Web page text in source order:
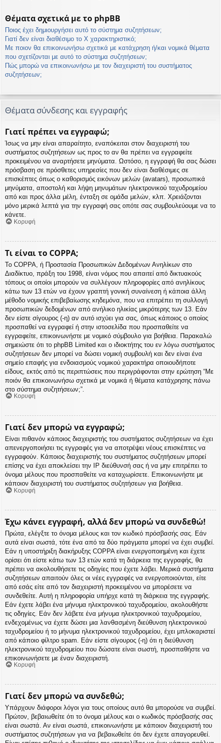
Θέματα σχετικά με το phpBB
Ποιος έχει δημιουργήσει αυτό το σύστημα συζητήσεων;
Γιατί δεν είναι διαθέσιμο το Χ χαρακτηριστικό;
Με ποιον θα επικοινωνήσω σχετικά με κατάχρηση ή/και νομικά θέματα
που σχετίζονται με αυτό το σύστημα συζητήσεων;
Πώς μπορώ να επικοινωνήσω με τον διαχειριστή του συστήματος
συζητήσεων;
Θέματα σύνδεσης και εγγραφής
Γιατί πρέπει να εγγραφώ;
Ίσως να μην είναι απαραίτητο, εναπόκειται στον διαχειριστή του
συστήματος συζητήσεων ως προς το αν θα πρέπει να εγγραφείτε
προκειμένου να αναρτήσετε μηνύματα. Ωστόσο, η εγγραφή θα σας δώσει
πρόσβαση σε πρόσθετες υπηρεσίες που δεν είναι διαθέσιμες σε
επισκέπτες όπως ο καθορισμός εικόνων μελών (avatars), προσωπικά
μηνύματα, αποστολή και λήψη μηνυμάτων ηλεκτρονικού ταχυδρομείου
από και προς άλλα μέλη, ένταξη σε ομάδα μελών, κλπ. Χρειάζονται
μόνο μερικά λεπτά για την εγγραφή σας οπότε σας συμβουλεύουμε να το
κάνετε.
Κορυφή
Τι είναι το COPPA;
Το COPPA, ή Προστασία Προσωπικών Δεδομένων Ανηλίκων στο
Διαδίκτυο, πράξη του 1998, είναι νόμος που απαιτεί από δικτυακούς
τόπους οι οποίοι μπορούν να συλλέγουν πληροφορίες από ανηλίκους
κάτω των 13 ετών να έχουν γραπτή γονική συναίνεση ή κάποια άλλη
μέθοδο νομικής επιβεβαίωσης κηδεμόνα, που να επιτρέπει τη συλλογή
προσωπικών δεδομένων από ανήλικο ηλικίας μικρότερης των 13. Εάν
δεν είστε σίγουρος (-η) αν αυτό ισχύει για σας, όπως κάποιος ο οποίος
προσπαθεί να εγγραφεί ή στην ιστοσελίδα που προσπαθείτε να
εγγραφείτε, επικοινωνήστε με νομικό σύμβουλο για βοήθεια. Παρακαλώ
σημειώστε ότι το phpBB Limited και ο ιδιοκτήτης του εν λόγω συστήματος
συζητήσεων δεν μπορεί να δώσει νομική συμβουλή και δεν είναι ένα
σημείο επαφής για ενδοιασμούς νομικού χαρακτήρα οποιουδήποτε
είδους, εκτός από τις περιπτώσεις που περιγράφονται στην ερώτηση “Με
ποιόν θα επικοινωνήσω σχετικά με νομικά ή θέματα κατάχρησης πάνω
στο σύστημα συζητήσεων;”.
Κορυφή
Γιατί δεν μπορώ να εγγραφώ;
Είναι πιθανόν κάποιος διαχειριστής του συστήματος συζητήσεων να έχει
απενεργοποιήσει τις εγγραφές για να αποτρέψει νέους επισκέπτες να
εγγραφούν. Κάποιος διαχειριστής του συστήματος συζητήσεων μπορεί
επίσης να έχει αποκλείσει την IP διεύθυνσή σας ή να μην επιτρέπει το
όνομα μέλους που προσπαθείτε να καταχωρίσετε. Επικοινωνήστε με
κάποιον διαχειριστή του συστήματος συζητήσεων για βοήθεια.
Κορυφή
Έχω κάνει εγγραφή, αλλά δεν μπορώ να συνδεθώ!
Πρώτα, ελέγξτε το όνομα μέλους και τον κωδικό πρόσβασής σας. Εάν
αυτά είναι σωστά, τότε ένα από τα δύο πράγματα μπορεί να έχει συμβεί.
Εάν η υποστήριξη διακήρυξης COPPA είναι ενεργοποιημένη και έχετε
ορίσει ότι είστε κάτω των 13 ετών κατά τη διάρκεια της εγγραφής, θα
πρέπει να ακολουθήσετε τις οδηγίες που έχετε λάβει. Μερικά συστήματα
συζητήσεων απαιτούν όλες οι νέες εγγραφές να ενεργοποιούνται, είτε
από εσάς είτε από τον διαχειριστή προκειμένου να μπορέσετε να
συνδεθείτε. Αυτή η πληροφορία υπήρχε κατά τη διάρκεια της εγγραφής.
Εάν έχετε λάβει ένα μήνυμα ηλεκτρονικού ταχυδρομείου, ακολουθήστε
τις οδηγίες. Εάν δεν λάβετε ένα μήνυμα ηλεκτρονικού ταχυδρομείου,
ενδεχομένως να έχετε δώσει μια λανθασμένη διεύθυνση ηλεκτρονικού
ταχυδρομείου ή το μήνυμα ηλεκτρονικού ταχυδρομείου, έχει μπλοκαριστεί
από κάποιο φίλτρο spam. Εάν είστε σίγουρος (-η) ότι η διεύθυνση
ηλεκτρονικού ταχυδρομείου που δώσατε είναι σωστή, προσπαθήστε να
επικοινωνήσετε με έναν διαχειριστή.
Κορυφή
Γιατί δεν μπορώ να συνδεθώ;
Υπάρχουν διάφοροι λόγοι για τους οποίους αυτό θα μπορούσε να συμβεί.
Πρώτον, βεβαιωθείτε ότι το όνομα μέλους και ο κωδικός πρόσβασής σας
είναι σωστά. Αν είναι σωστά, επικοινωνήστε με κάποιον διαχειριστή του
συστήματος συζητήσεων για να βεβαιωθείτε ότι δεν έχετε απαγορευθεί.